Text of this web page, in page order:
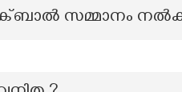
സമ്മാനം